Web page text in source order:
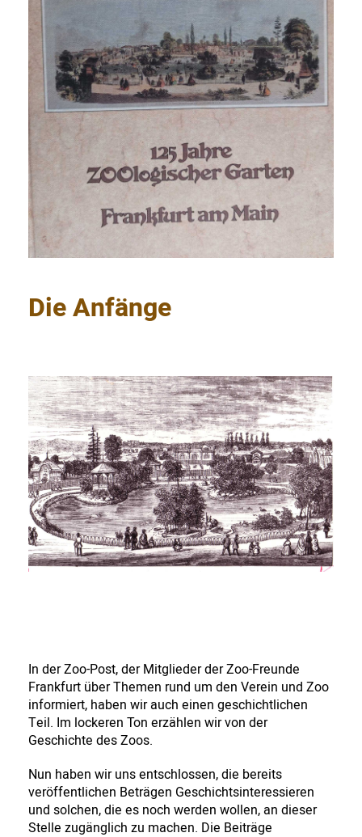
Die Anfänge
In der Zoo-Post, der Mitglieder der Zoo-Freunde
Frankfurt über Themen rund um den Verein und Zoo
informiert, haben wir auch einen geschichtlichen
Teil. Im lockeren Ton erzählen wir von der
Geschichte des Zoos.
Nun haben wir uns entschlossen, die bereits
veröffentlichen Beträgen Geschichtsinteressieren
und solchen, die es noch werden wollen, an dieser
Stelle zugänglich zu machen. Die Beiträge